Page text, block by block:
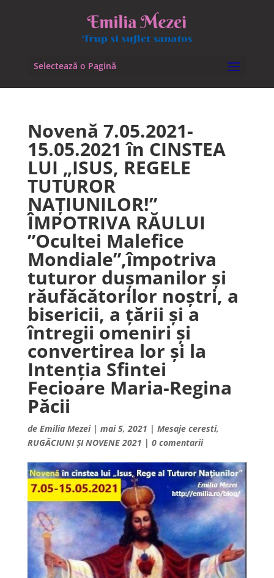
Selectează o Pagină
Novenă 7.05.2021-
15.05.2021 în CINSTEA
LUI „ISUS, REGELE
TUTUROR
NAȚIUNILOR!”
ÎMPOTRIVA RĂULUI
”Ocultei Malefice
Mondiale”,împotriva
tuturor dușmanilor și
răufăcătorilor noștri, a
bisericii, a țării și a
întregii omeniri și
convertirea lor și la
Intenția Sfintei
Fecioare Maria-Regina
Păcii
de Emilia Mezei| mai 5, 2021 | Mesaje ceresti,
RUGĂCIUNI ȘI NOVENE 2021 | 0 comentarii